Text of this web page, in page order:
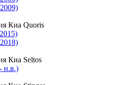
Киа Quoris
Киа Seltos
н.в.)